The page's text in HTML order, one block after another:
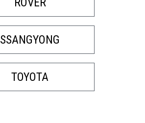
SSANGYONG
TOYOTA